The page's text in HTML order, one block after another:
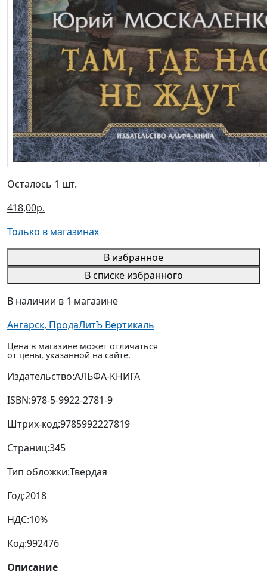
Осталось 1 шт.
418,00р.
Только в магазинах
В избранное
В списке избранного
В наличии в 1 магазине
Ангарск, ПродаЛитЪ Вертикаль
Цена в магазине может отличаться
от цены, указанной на сайте.
Издательство:АЛЬФА-КНИГА
ISBN:978-5-9922-2781-9
Штрих-код:9785992227819
Страниц:345
Тип обложки:Твердая
Год:2018
НДС:10%
Код:992476
Описание